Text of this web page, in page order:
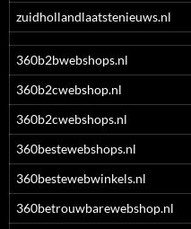
zuidhollandlaatstenieuws.nl
360b2bwebshops.nl
360b2cwebshop.nl
360b2cwebshops.nl
360bestewebshops.nl
360bestewebwinkels.nl
360betrouwbarewebshop.nl